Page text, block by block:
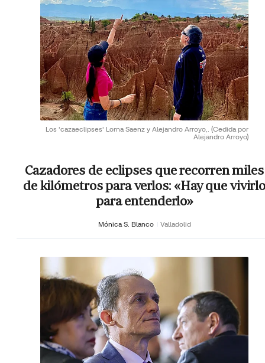
Los 'cazaeclipses' Lorna Saenz y Alejandro Arroyo,. (Cedida por
Alejandro Arroyo)
Cazadores de eclipses que recorren miles
de kilómetros para verlos: «Hay que
para entenderlo»
Mónica S. Blanco Valladolid